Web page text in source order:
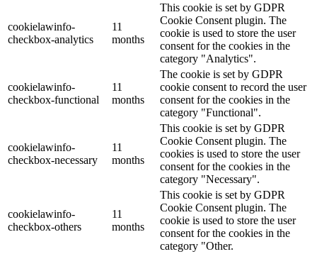
cookielawinfo-
checkbox-analytics
11
months
This cookie is set by GDPR
Cookie Consent plugin. The
cookie is used to store the user
consent for the cookies in the
category "Analytics".
cookielawinfo-
checkbox-functional
11
months
The cookie is set by GDPR
cookie consent to record the user
consent for the cookies in the
category "Functional".
cookielawinfo-
checkbox-necessary
11
months
This cookie is set by GDPR
Cookie Consent plugin. The
cookies is used to store the user
consent for the cookies in the
category "Necessary".
cookielawinfo-
checkbox-others
11
months
This cookie is set by GDPR
Cookie Consent plugin. The
cookie is used to store the user
consent for the cookies in the
category "Other.